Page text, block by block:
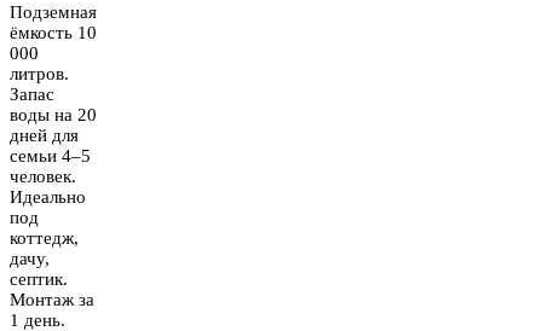
Подземная
ёмкость 10
000
литров.
Запас
воды на 20
дней для
семьи 4–5
человек.
Идеально
под
коттедж,
дачу,
септик.
Монтаж за
1 день.